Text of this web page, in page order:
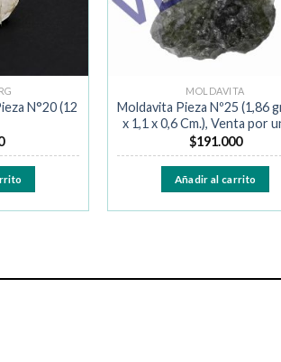
N°20 (12
MOLDAVITA
Moldavita Pieza Nº25 (1,86
x 1,1 x 0,6 Cm.), Venta por
$191.000
Añadir al carrito